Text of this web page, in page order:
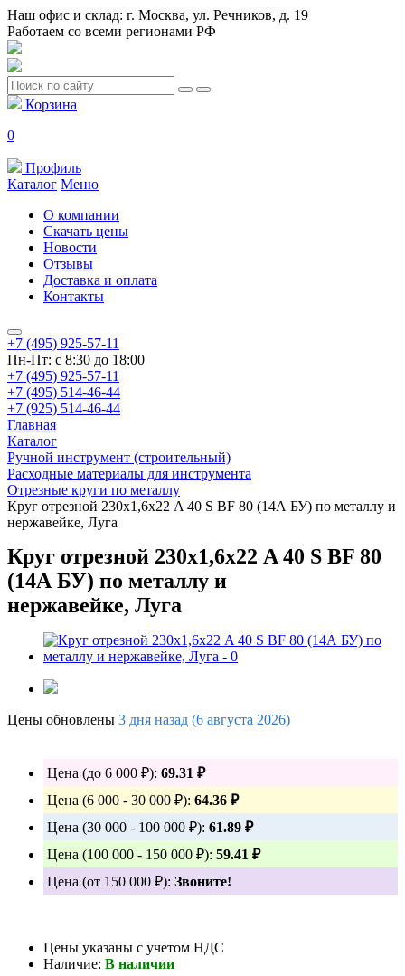
Наш офис и склад: г. Москва, ул. Речников, д. 19
Работаем со всеми регионами РФ
Корзина
0
Профиль
Каталог Меню
О компании
Скачать цены
Новости
Отзывы
Доставка и оплата
Контакты
+7 (495) 925-57-11
Пн-Пт: с 8:30 до 18:00
+7 (495) 925-57-11
+7 (495) 514-46-44
+7 (925) 514-46-44
Главная
Каталог
Ручной инструмент (строительный)
Расходные материалы для инструмента
Отрезные круги по металлу
Круг отрезной 230х1,6х22 A 40 S BF 80 (14А БУ) по металлу и
нержавейке, Луга
Круг отрезной 230х1,6х22 A 40 S BF 80
(14А БУ) по металлу и
нержавейке, Луга
Цены обновлены 3 дня назад (6 августа 2026)
Цена (до 6 000 ₽): 69.31 ₽
Цена (6 000 - 30 000 ₽): 64.36 ₽
Цена (30 000 - 100 000 ₽): 61.89 ₽
Цена (100 000 - 150 000 ₽): 59.41 ₽
Цена (от 150 000 ₽): Звоните!
Цены указаны с учетом НДС
Наличие: В наличии